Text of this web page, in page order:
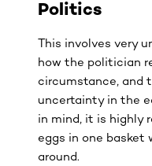
Politics
This involves very
how the politician
circumstance, and
uncertainty in the
in mind, it is highly
eggs in one basket
around.